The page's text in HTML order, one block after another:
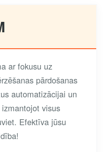
ar fokusu uz
pārdošanas
automatizācijai un
visus
Efektīva jūsu